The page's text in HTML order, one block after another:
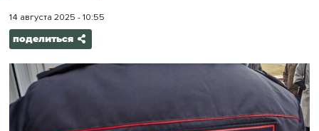
14 августа 2025 - 10:55
поделиться